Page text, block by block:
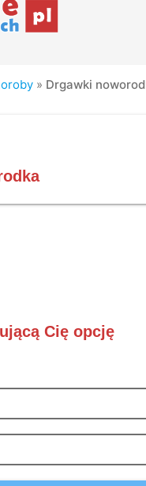
» Drgawki
Cię opcję